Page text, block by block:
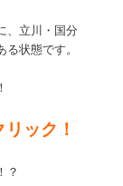
、立川・国分
状態です。
ック！
？